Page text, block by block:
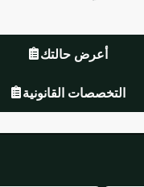
أعرض حالتك
التخصصات القانونية